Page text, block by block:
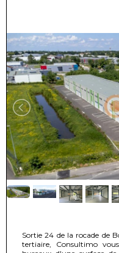
Sortie 24 de la rocade de
tertiaire, Consultimo